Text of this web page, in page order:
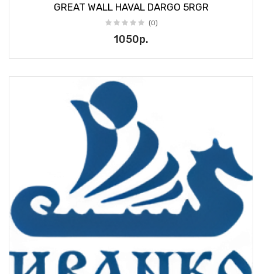
GREAT WALL HAVAL DARGO 5RGR
(0)
1050р.